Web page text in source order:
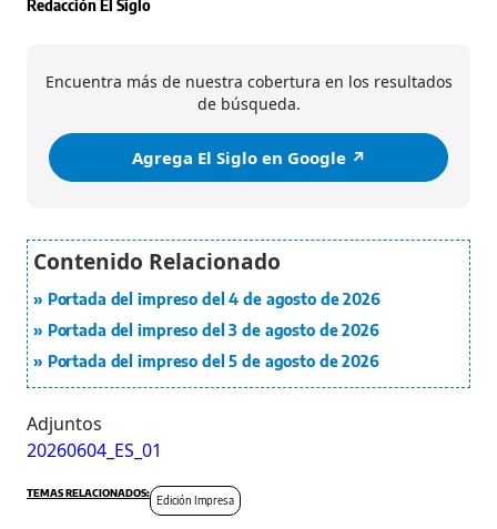
Redacción El Siglo
Encuentra más de nuestra cobertura en los resultados
de búsqueda.
Agrega El Siglo en Google ↗️
Portada del impreso del 4 de agosto de 2026
Portada del impreso del 3 de agosto de 2026
Portada del impreso del 5 de agosto de 2026
Adjuntos
20260604_ES_01
Edición Impresa